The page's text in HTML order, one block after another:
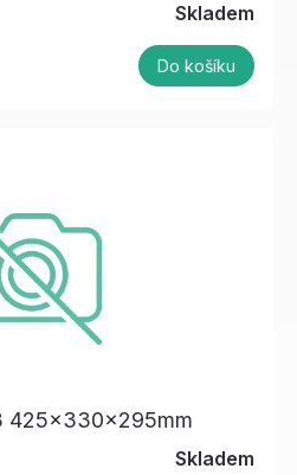
Skladem
Do košíku
425x330x295mm
Skladem